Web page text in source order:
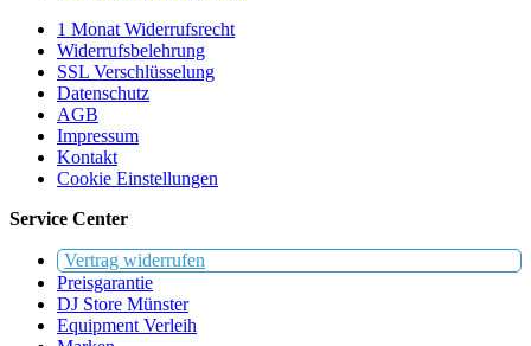
1 Monat Widerrufsrecht
Widerrufsbelehrung
SSL Verschlüsselung
Datenschutz
AGB
Impressum
Kontakt
Cookie Einstellungen
Service Center
Vertrag widerrufen
Preisgarantie
DJ Store Münster
Equipment Verleih